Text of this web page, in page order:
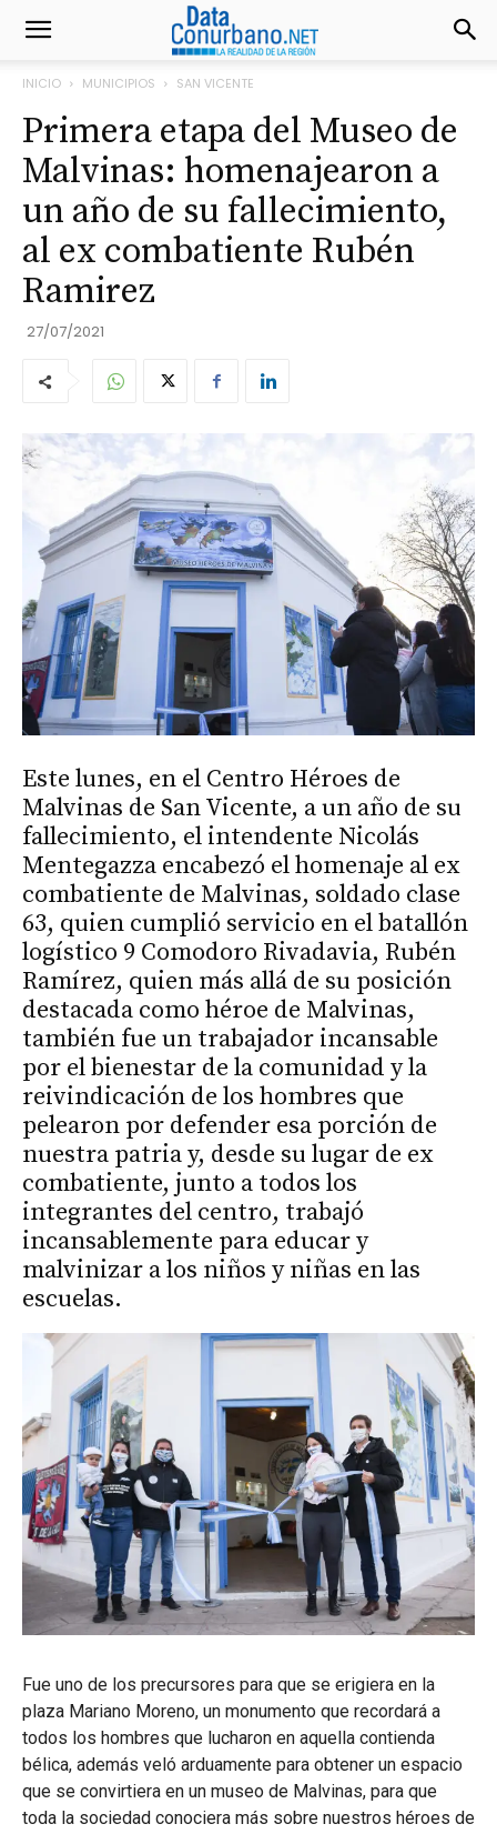
INICIO MUNICIPIOS SAN VICENTE
Primera etapa del Museo de
Malvinas: homenajearon a
un año de su fallecimiento,
al ex combatiente Rubén
Ramirez
27/07/2021
Este lunes, en el Centro Héroes de
Malvinas de San Vicente, a un año de su
fallecimiento, el intendente Nicolás
Mentegazza encabezó el homenaje al ex
combatiente de Malvinas, soldado clase
63, quien cumplió servicio en el batallón
logístico 9 Comodoro Rivadavia, Rubén
Ramírez, quien más allá de su posición
destacada como héroe de Malvinas,
también fue un trabajador incansable
por el bienestar de la comunidad y la
reivindicación de los hombres que
pelearon por defender esa porción de
nuestra patria y, desde su lugar de ex
combatiente, junto a todos los
integrantes del centro, trabajó
incansablemente para educar y
malvinizar a los niños y niñas en las
escuelas.
Fue uno de los precursores para que se erigiera en la
plaza Mariano Moreno, un monumento que recordará a
todos los hombres que lucharon en aquella contienda
bélica, además veló arduamente para obtener un espacio
que se convirtiera en un museo de Malvinas, para que
toda la sociedad conociera más sobre nuestros héroes de